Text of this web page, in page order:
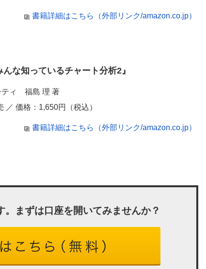
書籍詳細はこちら（外部リンク/amazon.co.jp）
んな知っているチャート分析2』
ティ 福島 理 著
／ 価格：1,650円（税込）
書籍詳細はこちら（外部リンク/amazon.co.jp）
。まずは口座を開いてみませんか？